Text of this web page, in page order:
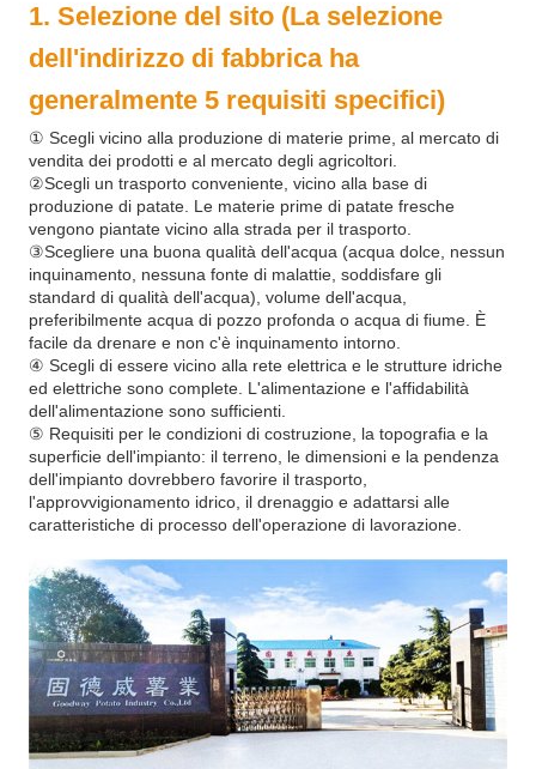
1. Selezione del sito (La selezione
dell'indirizzo di fabbrica ha
generalmente 5 requisiti specifici)
① Scegli vicino alla produzione di materie prime, al mercato di
vendita dei prodotti e al mercato degli agricoltori.
②Scegli un trasporto conveniente, vicino alla base di
produzione di patate. Le materie prime di patate fresche
vengono piantate vicino alla strada per il trasporto.
③Scegliere una buona qualità dell'acqua (acqua dolce, nessun
inquinamento, nessuna fonte di malattie, soddisfare gli
standard di qualità dell'acqua), volume dell'acqua,
preferibilmente acqua di pozzo profonda o acqua di fiume. È
facile da drenare e non c'è inquinamento intorno.
④ Scegli di essere vicino alla rete elettrica e le strutture idriche
ed elettriche sono complete. L'alimentazione e l'affidabilità
dell'alimentazione sono sufficienti.
⑤ Requisiti per le condizioni di costruzione, la topografia e la
superficie dell'impianto: il terreno, le dimensioni e la pendenza
dell'impianto dovrebbero favorire il trasporto,
l'approvvigionamento idrico, il drenaggio e adattarsi alle
caratteristiche di processo dell'operazione di lavorazione.